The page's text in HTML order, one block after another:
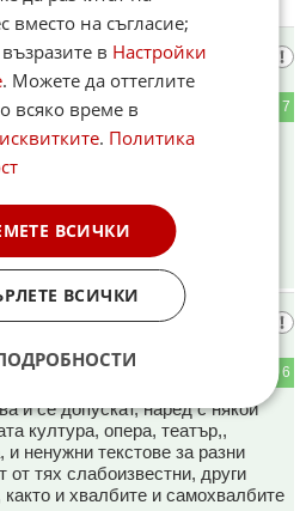
7
и официалните филмографии
никога не е заставала
и Маргарита“
6
и се допускат, наред с някои
култура, опера, театър,,
и ненужни текстове за разни
от тях слабоизвестни, други
и хвалбите и самохвалбите
вместо на съгласие;
в Настройки
. Можете да оттеглите
всяко време в
. Политика
ВСИЧКИ
ВСИЧКИ